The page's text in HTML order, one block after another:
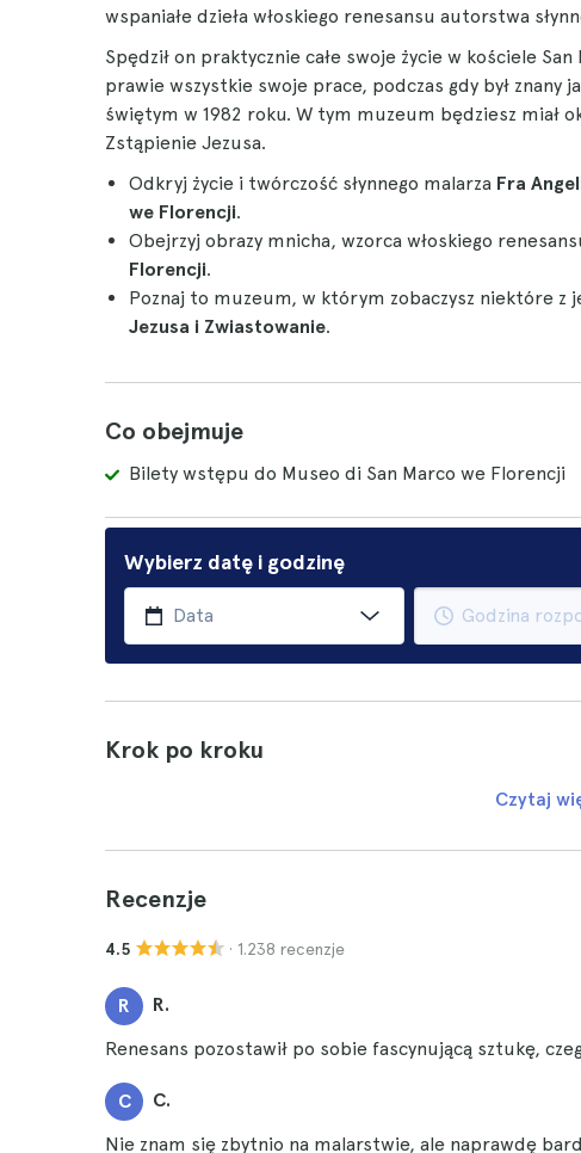
wspaniałe dzieła włoskiego renesansu autorstwa
Spędził on praktycznie całe swoje życie w kościele
prawie wszystkie swoje prace, podczas gdy był znany
świętym w 1982 roku. W tym muzeum będziesz miał
Zstąpienie Jezusa.
Odkryj życie i twórczość słynnego malarza Fra
we Florencji.
Obejrzyj obrazy mnicha, wzorca włoskiego
Florencji.
Poznaj to muzeum, w którym zobaczysz niektóre z
Jezusa i Zwiastowanie.
Co obejmuje
Bilety wstępu do Museo di San Marco we Florencji
Wybierz datę i godzinę
Krok po kroku
Czytaj
Recenzje
4.5 · 1.238 recenzje
R R.
Renesans pozostawił po sobie fascynującą sztukę,
C C.
Nie znam się zbytnio na malarstwie, ale naprawdę